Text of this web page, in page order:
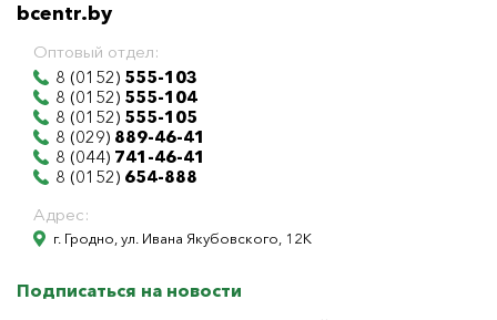
bcentr.by
Оптовый отдел:
8 (0152) 555-103
8 (0152) 555-104
8 (0152) 555-105
8 (029) 889-46-41
8 (044) 741-46-41
8 (0152) 654-888
Адрес:
г. Гродно, ул. Ивана Якубовского, 12К
Подписаться на новости